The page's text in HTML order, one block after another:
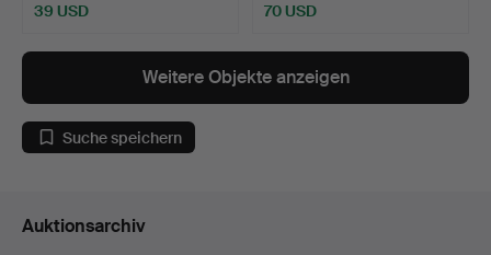
39 USD 70 USD
Weitere Objekte anzeigen
Suche speichern
Auktionsarchiv